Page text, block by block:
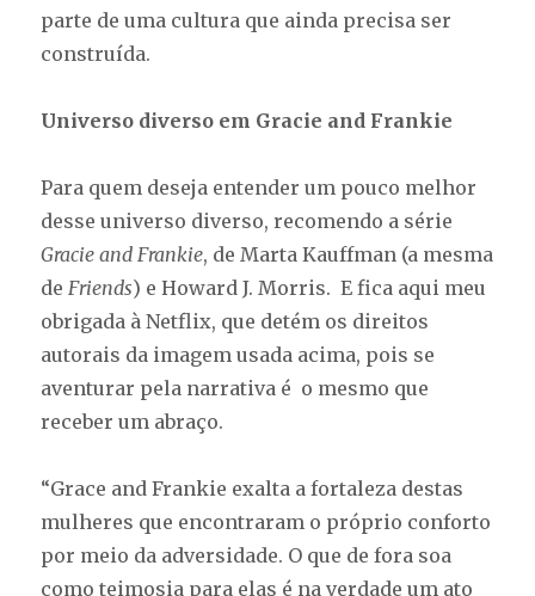
parte de uma cultura que ainda precisa ser
construída.
Universo diverso em Gracie and Frankie
Para quem deseja entender um pouco melhor
desse universo diverso, recomendo a série
Gracie and Frankie, de Marta Kauffman (a mesma
de Friends) e Howard J. Morris. E fica aqui meu
obrigada à Netflix, que detém os direitos
autorais da imagem usada acima, pois se
aventurar pela narrativa é o mesmo que
receber um abraço.
“Grace and Frankie exalta a fortaleza destas
mulheres que encontraram o próprio conforto
por meio da adversidade. O que de fora soa
como teimosia para elas é na verdade um ato